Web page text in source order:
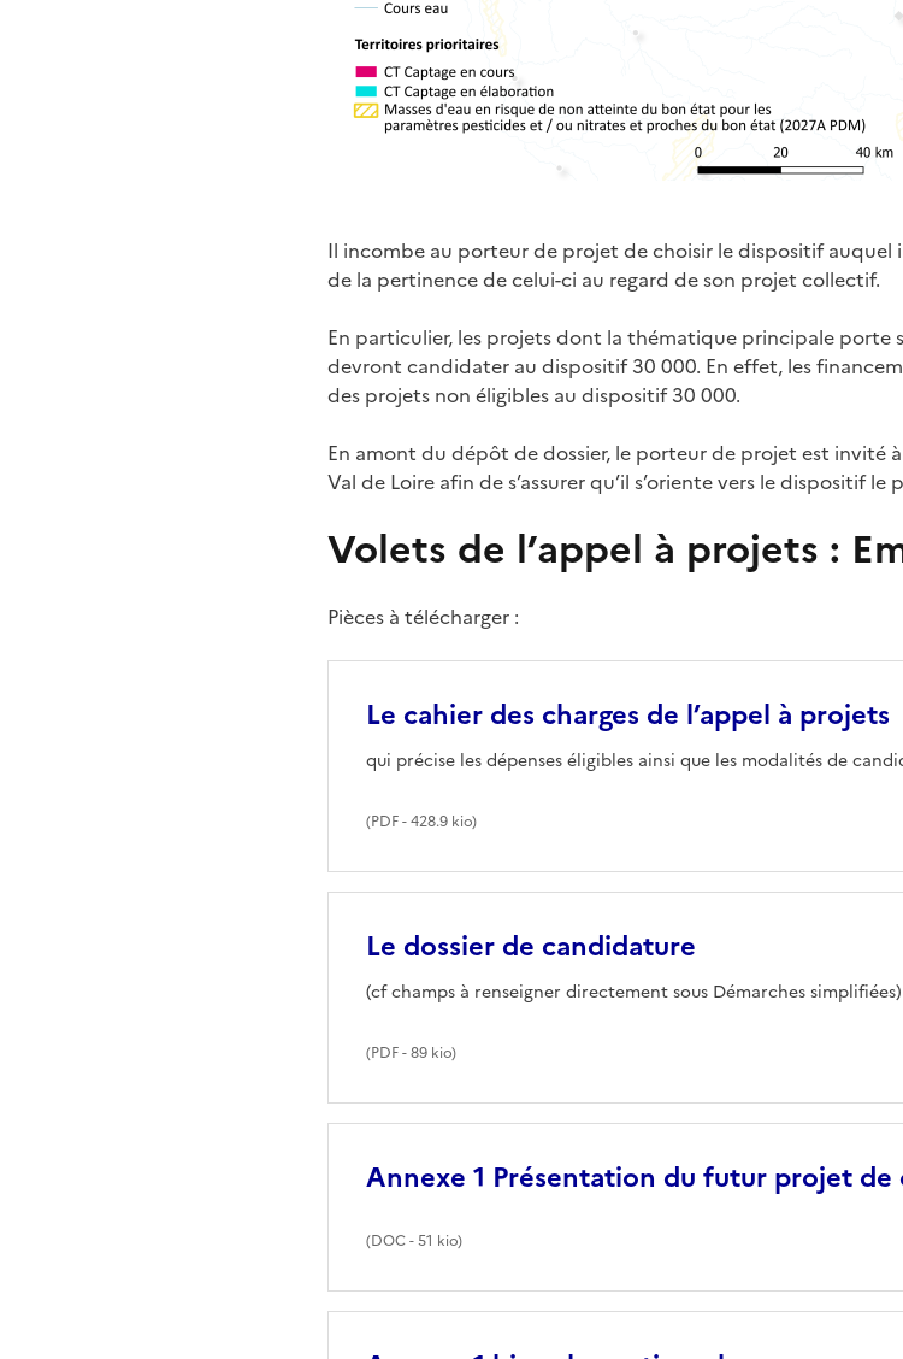
Il incombe au porteur de projet de choisir le dispositif auquel
de la pertinence de celui-ci au regard de son projet collectif.
En particulier, les projets dont la thématique principale porte
devront candidater au dispositif 30 000. En effet, les
des projets non éligibles au dispositif 30 000.
En amont du dépôt de dossier, le porteur de projet est invité
Val de Loire afin de s’assurer qu’il s’oriente vers le dispositif
Volets de l’appel à projets :
Pièces à télécharger :
Le cahier des charges de l’appel à projets
(PDF- 428.9 kio)
qui précise les dépenses éligibles ainsi que les modalités de
Le dossier de candidature
(PDF- 89 kio)
(cf champs à renseigner directement sous Démarches simplifiées)
Annexe 1 Présentation du futur projet de
(DOC- 51 kio)